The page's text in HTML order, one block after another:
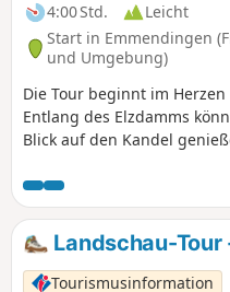
4:00 Std.
Leicht
Start in Emmendingen
und Umgebung)
Die Tour beginnt im
Entlang des Elzdamms
Blick auf den Kandel
in den großen
Auwaldgebiete in der
kleinen Bachlauf
Felder, Obstanlagen, eine
Wald sowie der Wasserlauf
Landschau-Tour
Tourismusinformation